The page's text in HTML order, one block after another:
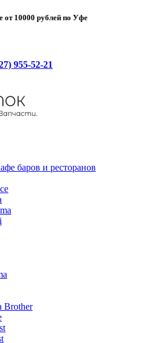
от 10000 рублей по Уфе
955-52-21
баров и ресторанов
Brother